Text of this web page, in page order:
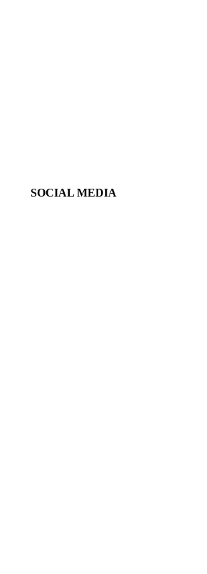
SOCIAL MEDIA